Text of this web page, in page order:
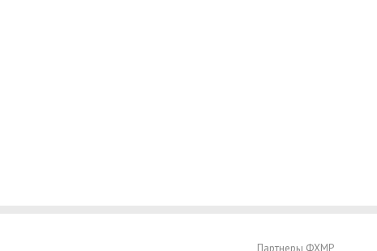
Партнеры ФХМР